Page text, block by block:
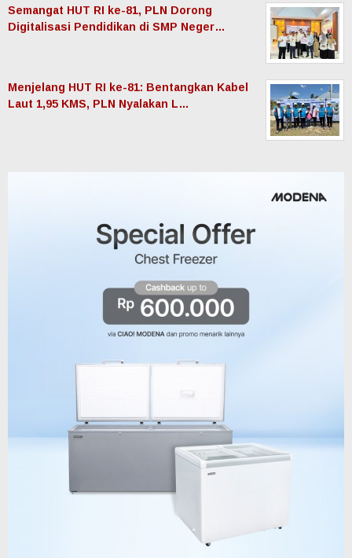
Semangat HUT RI ke-81, PLN Dorong
Digitalisasi Pendidikan di SMP Neger…
Menjelang HUT RI ke-81: Bentangkan Kabel
Laut 1,95 KMS, PLN Nyalakan L…